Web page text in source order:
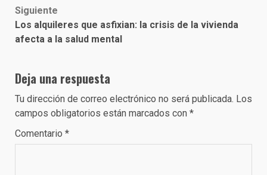
Siguiente
Los alquileres que asfixian: la crisis de la vivienda
afecta a la salud mental
Deja una respuesta
Tu dirección de correo electrónico no será publicada. Los
campos obligatorios están marcados con *
Comentario *